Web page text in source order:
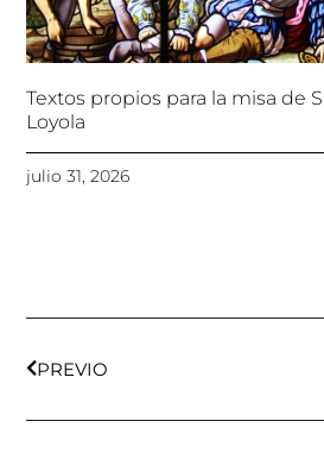
Textos propios para la misa de
Loyola
julio 31, 2026
PREVIO